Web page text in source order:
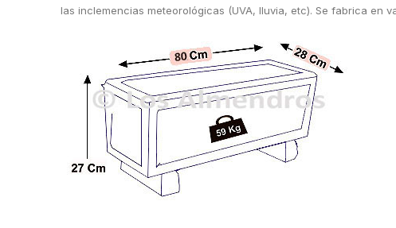
las inclemencias meteorológicas (UVA, lluvia, etc). Se fabrica en